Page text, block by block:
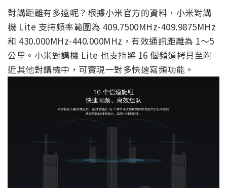
對講距離有多遠呢？根據小米官方的資料，小米對講
機 Lite 支持頻率範圍為 409.7500MHz-409.9875MHz
和 430.000MHz-440.000MHz，有效通訊距離為 1～5
公里。小米對講機 Lite 也支持將 16 個頻道拷貝至附
近其他對講機中，可實現一對多快速寫頻功能。